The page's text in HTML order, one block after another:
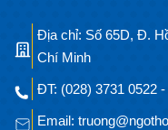
Địa chỉ: Số 65D, Đ.
Chí Minh
ĐT: (028) 3731 0522
Email: